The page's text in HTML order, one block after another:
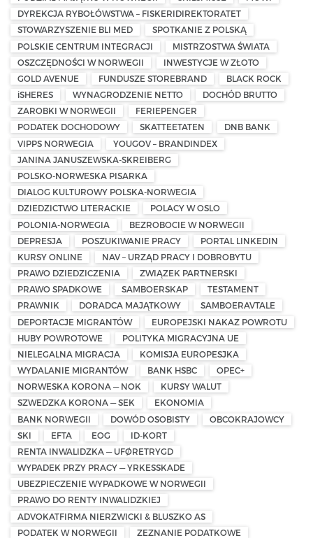
DYREKCJA RYBOŁÓWSTWA – FISKERIDIREKTORATET
STOWARZYSZENIE BLI MED
SPOTKANIE Z POLSKĄ
POLSKIE CENTRUM INTEGRACJI
MISTRZOSTWA ŚWIATA
OSZCZĘDNOŚCI W NORWEGII
INWESTYCJE W ZŁOTO
GOLD AVENUE
FUNDUSZE STOREBRAND
BLACK ROCK
iSHERES
WYNAGRODZENIE NETTO
DOCHÓD BRUTTO
ZAROBKI W NORWEGII
FERIEPENGER
PODATEK DOCHODOWY
SKATTEETATEN
DNB BANK
VIPPS NORWEGIA
YOUGOV – BRANDINDEX
JANINA JANUSZEWSKA-SKREIBERG
POLSKO-NORWESKA PISARKA
DIALOG KULTUROWY POLSKA-NORWEGIA
DZIEDZICTWO LITERACKIE
POLACY W OSLO
POLONIA-NORWEGIA
BEZROBOCIE W NORWEGII
DEPRESJA
POSZUKIWANIE PRACY
PORTAL LINKEDIN
KURSY ONLINE
NAV – URZĄD PRACY I DOBROBYTU
PRAWO DZIEDZICZENIA
ZWIĄZEK PARTNERSKI
PRAWO SPADKOWE
SAMBOERSKAP
TESTAMENT
PRAWNIK
DORADCA MAJĄTKOWY
SAMBOERAVTALE
DEPORTACJE MIGRANTÓW
EUROPEJSKI NAKAZ POWROTU
HUBY POWROTOWE
POLITYKA MIGRACYJNA UE
NIELEGALNA MIGRACJA
KOMISJA EUROPESJKA
WYDALANIE MIGRANTÓW
BANK HSBC
OPEC+
NORWESKA KORONA — NOK
KURSY WALUT
SZWEDZKA KORONA — SEK
EKONOMIA
BANK NORWEGII
DOWÓD OSOBISTY
OBCOKRAJOWCY
SKI
EFTA EOG
ID-KORT
RENTA INWALIDZKA — UFØRETRYGD
WYPADEK PRZY PRACY — YRKESSKADE
UBEZPIECZENIE WYPADKOWE W NORWEGII
PRAWO DO RENTY INWALIDZKIEJ
ADVOKATFIRMA NIERZWICKI & BLUSZKO AS
PODATEK W NORWEGII
ZEZNANIE PODATKOWE